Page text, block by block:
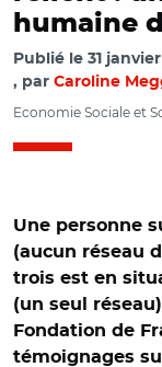
humaine
Publié le 31
par Caroline
Economie Sociale et
Une personne
(aucun réseau
trois est en
(un seul
Fondation de
témoignages